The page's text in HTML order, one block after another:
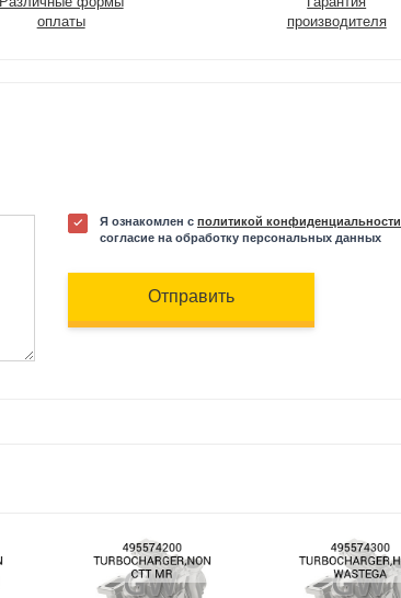
оплаты
производителя
Я ознакомлен с политикой конфиденциальности
согласие на обработку персональных данных
Отправить